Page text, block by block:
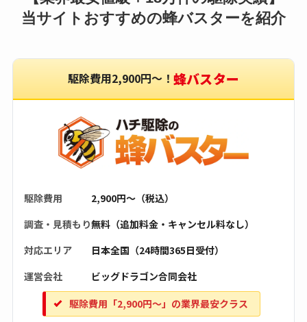
当サイトおすすめの蜂バスターを紹介
駆除費用2,900円〜！ 蜂バスター
駆除費用
2,900円〜（税込）
調査・見積もり無料（追加料金・キャンセル料なし）
対応エリア
日本全国（24時間365日受付）
運営会社
ビッグドラゴン合同会社
駆除費用「2,900円〜」の業界最安クラス